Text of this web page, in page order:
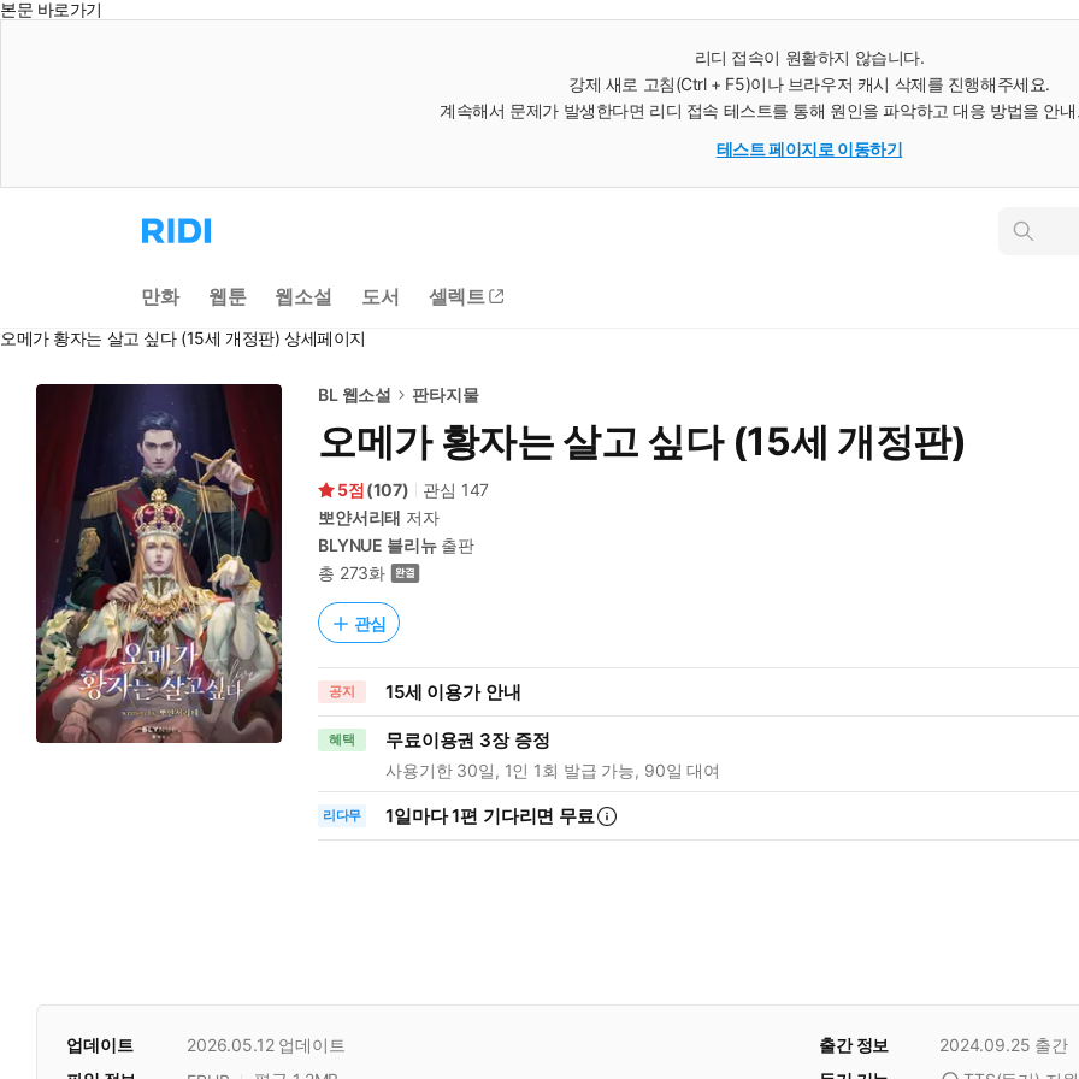
본문 바로가기
리디 접속이 원활하지 않습니다.
강제 새로 고침(Ctrl + F5)이나 브라우저 캐시 삭제를 진행해주세요.
계속해서 문제가 발생한다면 리디 접속 테스트를 통해 원인을 파악하고 대응 방법을 안
테스트 페이지로 이동하기
리
디
으
로
동
인
만화 웹툰 웹소설 도서 셀렉트
오메가 황자는 살고 싶다 (15세 개정판) 상세페이지
BL 웹소설 판타지물
오메가 황자는 살고 싶다 (15세 개정판)
5 (107) 관심 147
뽀얀서리태 저자
BLYNUE 블리뉴출판
총 273화
관심
공지 15세 이용가 안내
혜택 무료이용권 3장 증정
사용기한 30일, 1인 1회 발급 가능, 90일 대여
리다무 1일마다1편 기다리면 무료
업데이트 2026.05.12업데이트 출간 정보 2024.09.25 출간